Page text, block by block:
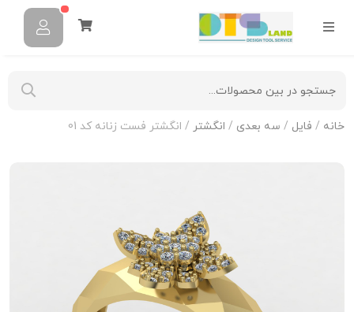
خانه / فایل / سه بعدی / انگشتر / انگشتر فست زنانه کد 01